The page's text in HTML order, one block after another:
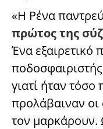
«Η Ρένα
πρώτος της
Ένα εξαιρετικό
γιατί ήταν
προλάβαιναν οι
τον